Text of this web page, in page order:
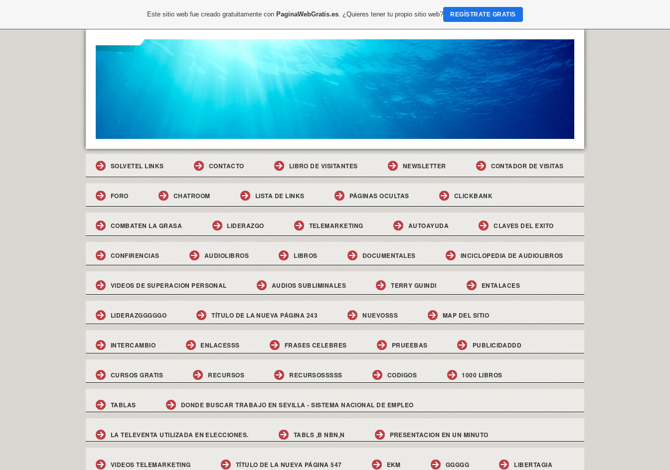
SOLVETEL LINKS CONTACTO LIBRO DE VISITANTES NEWSLETTER CONTADOR DE VISITAS
FORO CHATROOM LISTA DE LINKS PÁGINAS OCULTAS CLICKBANK
COMBATEN LA GRASA LIDERAZGO TELEMARKETING AUTOAYUDA CLAVES DEL EXITO
CONFIRENCIAS AUDIOLIBROS LIBROS DOCUMENTALES INCICLOPEDIA DE AUDIOLIBROS
VIDEOS DE SUPERACION PERSONAL AUDIOS SUBLIMINALES TERRY GUINDI ENTALACES
LIDERAZGGGGGO TÍTULO DE LA NUEVA PÁGINA 243 NUEVOSSS MAP DEL SITIO
INTERCAMBIO ENLACESSS FRASES CELEBRES PRUEEBAS PUBLICIDADDD
CURSOS GRATIS RECURSOS RECURSOSSSSS CODIGOS 1000 LIBROS
TABLAS DONDE BUSCAR TRABAJO EN SEVILLA - SISTEMA NACIONAL DE EMPLEO
LA TELEVENTA UTILIZADA EN ELECCIONES. TABLS ,B NBN,N PRESENTACION EN UN MINUTO
VIDEOS TELEMARKETING TÍTULO DE LA NUEVA PÁGINA 547 EKM GGGGG LIBERTAGIA
Este sitio web fue creado gratuitamente con PaginaWebGratis.es. ¿Quieres tener tu propio sitio web? REGÍSTRATE GRATIS